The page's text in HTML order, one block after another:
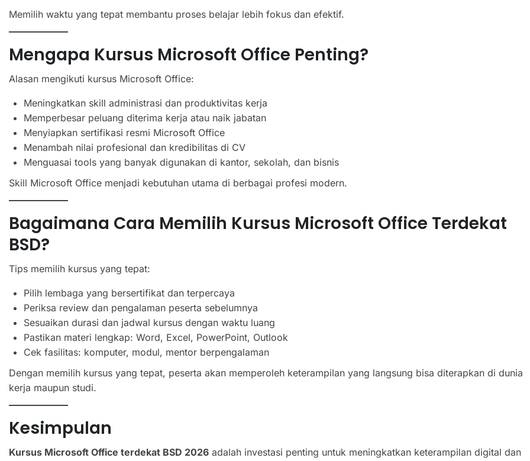
Memilih waktu yang tepat membantu proses belajar lebih fokus dan efektif.
Mengapa Kursus Microsoft Office Penting?
Alasan mengikuti kursus Microsoft Office:
Meningkatkan skill administrasi dan produktivitas kerja
Memperbesar peluang diterima kerja atau naik jabatan
Menyiapkan sertifikasi resmi Microsoft Office
Menambah nilai profesional dan kredibilitas di CV
Menguasai tools yang banyak digunakan di kantor, sekolah, dan bisnis
Skill Microsoft Office menjadi kebutuhan utama di berbagai profesi modern.
Bagaimana Cara Memilih Kursus Microsoft Office Terdekat
BSD?
Tips memilih kursus yang tepat:
Pilih lembaga yang bersertifikat dan terpercaya
Periksa review dan pengalaman peserta sebelumnya
Sesuaikan durasi dan jadwal kursus dengan waktu luang
Pastikan materi lengkap: Word, Excel, PowerPoint, Outlook
Cek fasilitas: komputer, modul, mentor berpengalaman
Dengan memilih kursus yang tepat, peserta akan memperoleh keterampilan yang langsung bisa diterapkan di dunia
kerja maupun studi.
Kesimpulan
Kursus Microsoft Office terdekat BSD 2026 adalah investasi penting untuk meningkatkan keterampilan digital dan